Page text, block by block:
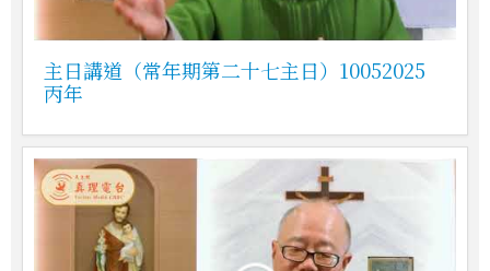
主日講道（常年期第二十七主日）10052025
丙年